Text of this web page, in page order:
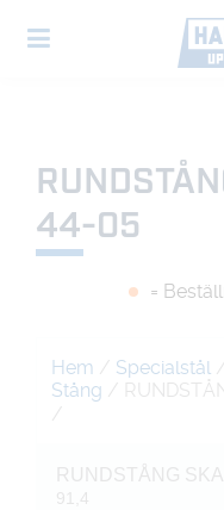
44-05
=
Hem / Specialstål /
Stång /
/
RUNDSTÅNG
91,4